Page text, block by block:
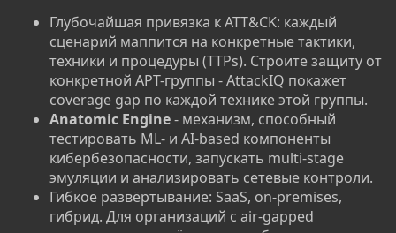
Глубочайшая привязка к ATT&CK: каждый
сценарий маппится на конкретные тактики,
техники и процедуры (TTPs). Строите защиту от
конкретной APT-группы - AttackIQ покажет
coverage gap по каждой технике этой группы.
Anatomic Engine- механизм, способный
тестировать ML- и AI-based компоненты
кибербезопасности, запускать multi-stage
эмуляции и анализировать сетевые контроли.
Гибкое развёртывание: SaaS, on-premises,
гибрид. Для организаций с air-gapped